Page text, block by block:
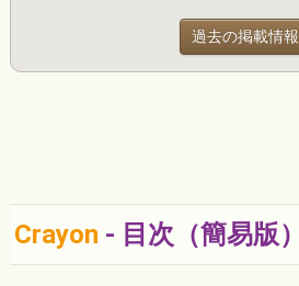
過去の掲載情報
Crayon - 目次（簡易版）